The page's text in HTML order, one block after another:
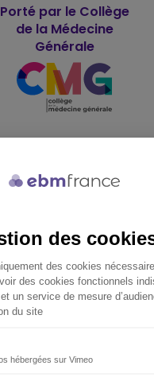
Porté par le Collège
de la Médecine
Générale
© 2026 ebmfrance